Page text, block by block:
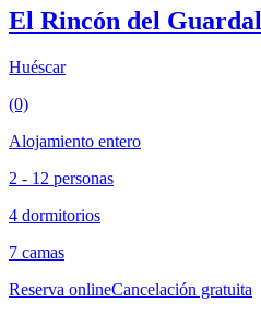
El Rincón del Guardal
Huéscar
(0)
Alojamiento entero
2 - 12 personas
4 dormitorios
7 camas
Reserva onlineCancelación gratuita